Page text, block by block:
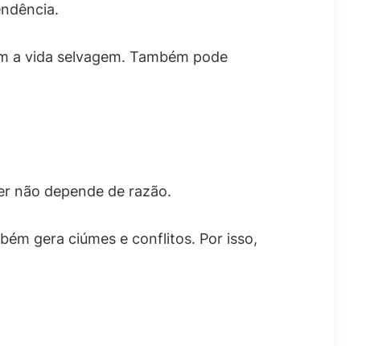
a vida selvagem. Também pode
não depende de razão.
gera ciúmes e conflitos. Por isso,